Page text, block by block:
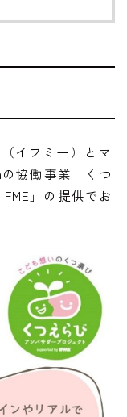
イフミー）とマ
協働事業「くつ
」の提供でお